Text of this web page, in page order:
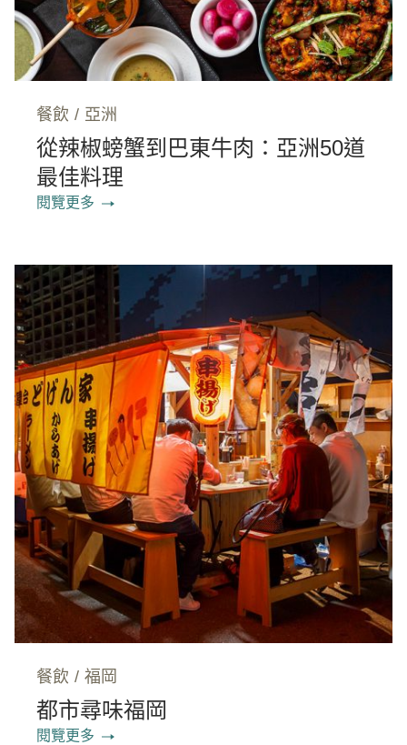
餐飲 / 亞洲
從辣椒螃蟹到巴東牛肉：亞洲50道
最佳料理
閱覽更多
餐飲 / 福岡
都市尋味福岡
閱覽更多